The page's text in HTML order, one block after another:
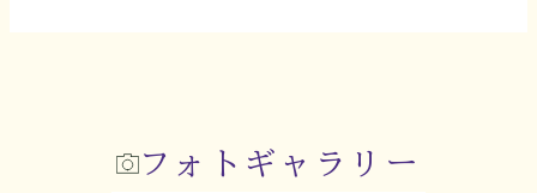
フォトギャラリー